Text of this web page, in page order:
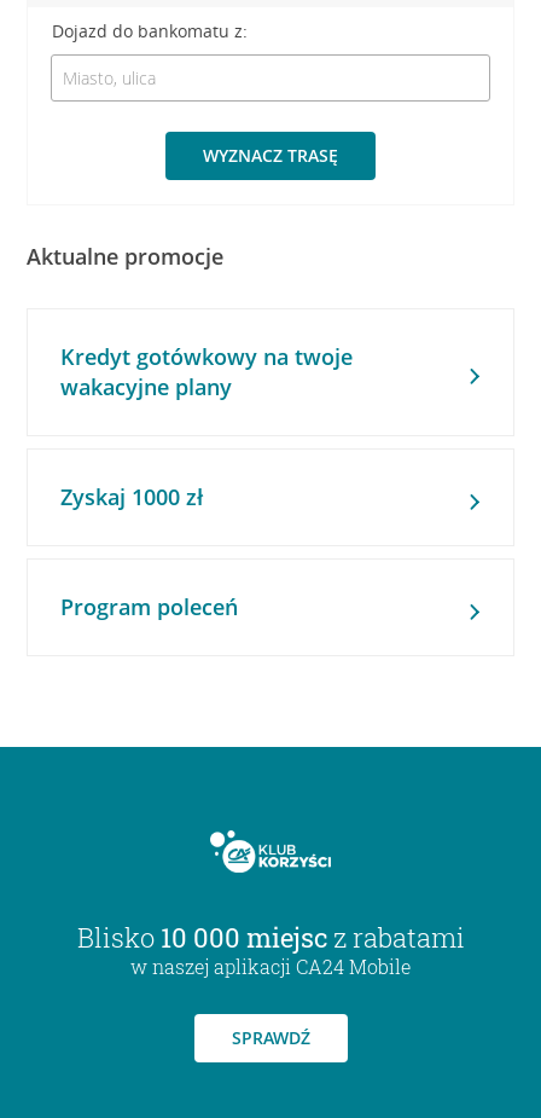
Dojazd do bankomatu z:
WYZNACZ TRASĘ
Aktualne promocje
Kredyt gotówkowy na twoje
wakacyjne plany
Zyskaj 1000 zł
Program poleceń
Blisko 10 000 miejsc z rabatami
w naszej aplikacji CA24 Mobile
SPRAWDŹ